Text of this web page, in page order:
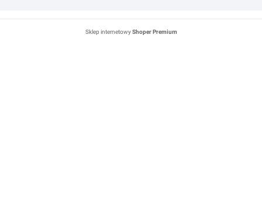
Sklep internetowyShoper Premium